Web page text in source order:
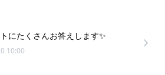
にたくさんお答えします✨
10:00